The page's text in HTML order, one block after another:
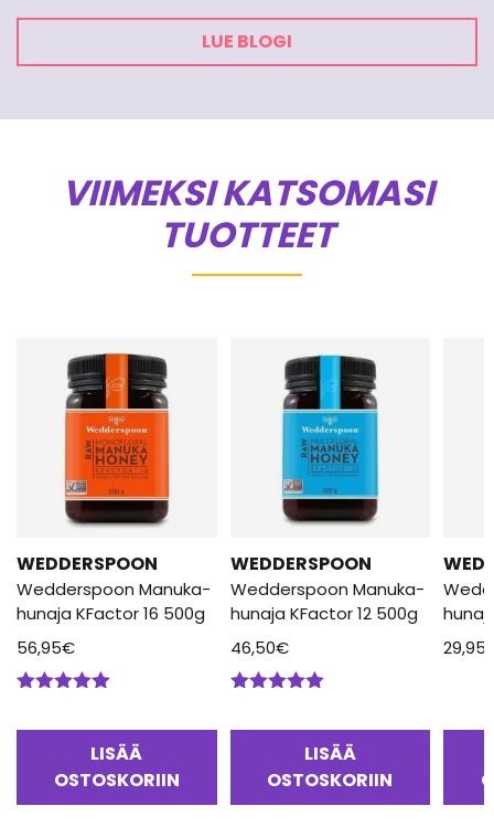
LUE BLOGI
VIIMEKSI KATSOMASI
TUOTTEET
WEDDERSPOON
Wedderspoon Manuka-
hunaja KFactor 16 500g
56,95€
LISÄÄ
OSTOSKORIIN
WEDDERSPOON
Wedderspoon Manuka-
hunaja KFactor 12 500g
46,50€
LISÄÄ
OSTOSKORIIN
29,95